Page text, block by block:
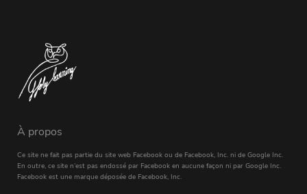
À propos
Ce site ne fait pas partie du site web Facebook ou de Facebook, Inc. ni de Google Inc.
En outre, ce site n’est pas endossé par Facebook en aucune façon ni par Google Inc.
Facebook est une marque déposée de Facebook, Inc.